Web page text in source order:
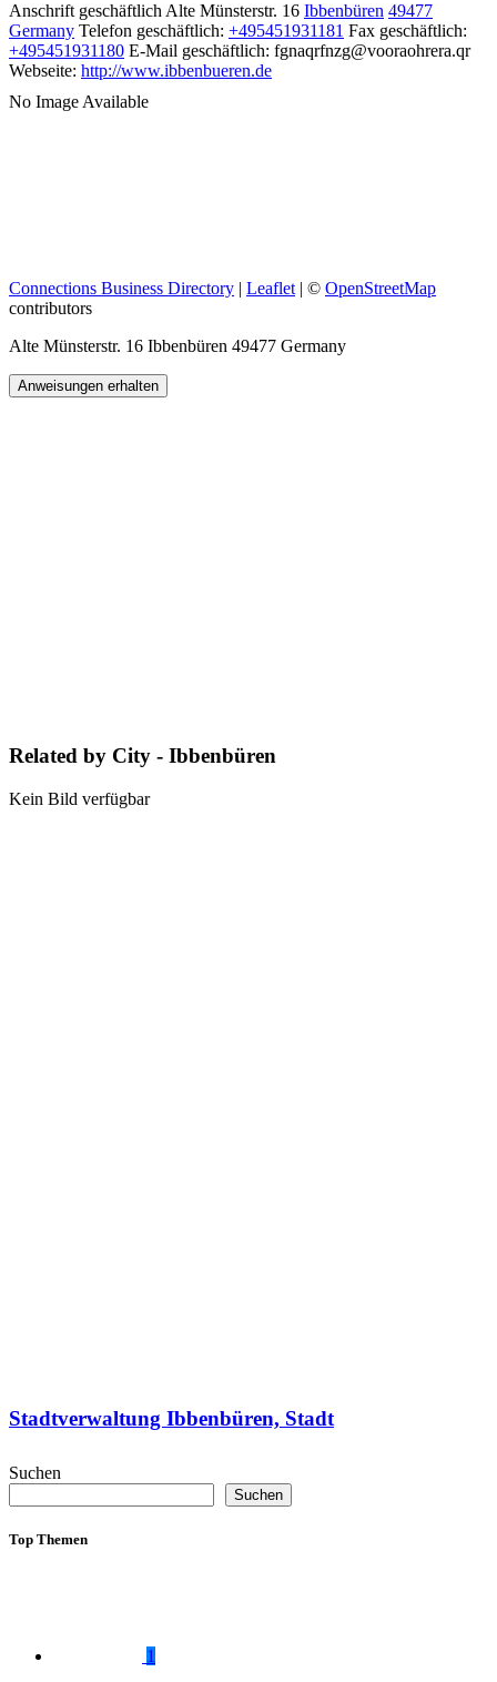
Anschrift geschäftlich Alte Münsterstr. 16 Ibbenbüren 49477
Germany Telefon geschäftlich: +495451931181 Fax geschäftlich:
+495451931180 E-Mail geschäftlich: fgnaqrfnzg@vooraohrera.qr
Webseite: http://www.ibbenbueren.de
No Image Available
Connections Business Directory | Leaflet | © OpenStreetMap
contributors
Alte Münsterstr. 16 Ibbenbüren 49477 Germany
Anweisungen erhalten
Related by City - Ibbenbüren
Kein Bild verfügbar
Stadtverwaltung Ibbenbüren, Stadt
Suchen
Suchen
Top Themen
1